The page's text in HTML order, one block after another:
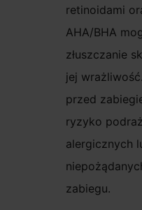
retinoidami
AHA/BHA
złuszczanie
jej
przed
ryzyko
alergicznych
zabiegu.